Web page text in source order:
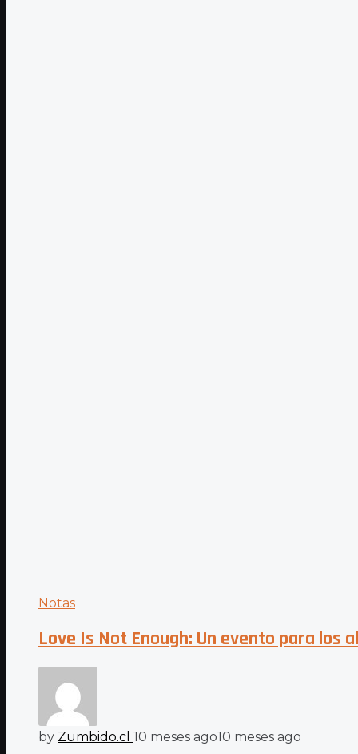
Notas
Love Is Not Enough: Un evento para los
by Zumbido.cl 10 meses ago10 meses ago